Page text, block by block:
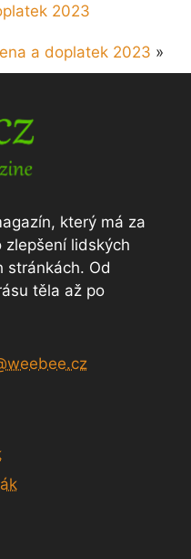
2023
a doplatek 2023 »
který má za
lidských
stránkách. Od
těla až po